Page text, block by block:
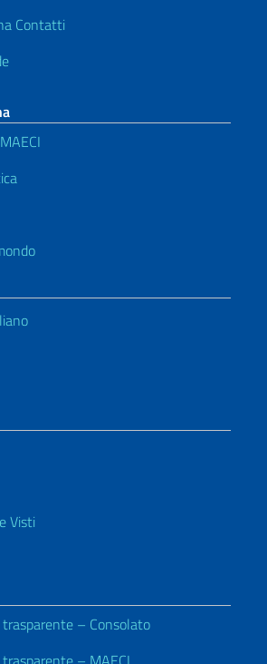
Contatti
Visti
– Consolato